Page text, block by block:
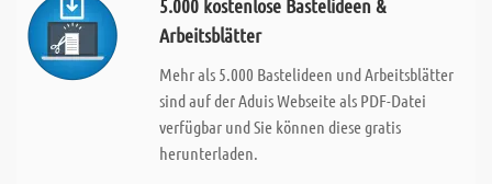
5.000 kostenlose Bastelideen &
Arbeitsblätter
Mehr als 5.000 Bastelideen und Arbeitsblätter
sind auf der Aduis Webseite als PDF-Datei
verfügbar und Sie können diese gratis
herunterladen.